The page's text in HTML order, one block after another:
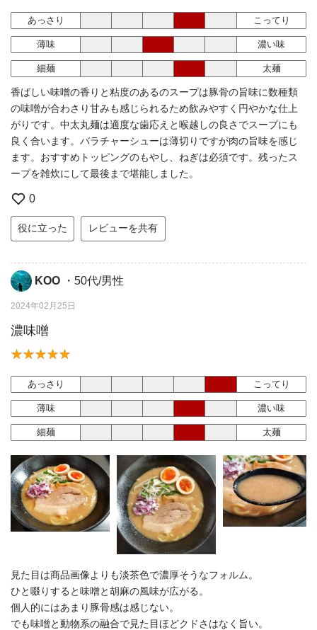
あっさり こってり
薄味 濃い味
細麺 太麺
香ばしい味噌の香りと粘度のあるのスープは豚骨の旨味に数種類
の味噌が合わさり甘みも感じられるため飲みやすく円やかな仕上
がりです。中太丸麺は適度な歯応えと喉越しの良さでスープにも
良く合います。バラチャーシューは薄切りですが肉の旨味を感じ
ます。おすすめトッピングのもやし、ねぎは必須です。残ったス
ープを雑炊にして最後まで堪能しました。
0
役に立った レビューを共有
KOO ・50代/男性
2024年02月25日
濃味噌
あっさり こってり
薄味 濃い味
細麺 太麺
見た目は商品画像よりも淡茶色で濃厚そうなフォルム。
ひと啜りすると味噌と胡麻の風味が広がる。
個人的にはあまり豚骨感は感じない。
でも味噌と動物系の融合で見た目ほどクドさはなく旨い。